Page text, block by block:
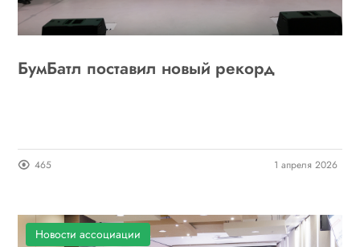
БумБатл поставил новый рекорд
465 1 апреля 2026
Новости ассоциации